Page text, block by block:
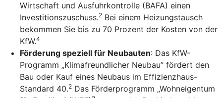
Wirtschaft und Ausfuhrkontrolle (BAFA) einen
Investitionszuschuss.2 Bei einem Heizungstausch
bekommen Sie bis zu 70 Prozent der Kosten von der
KfW.4
Förderung speziell für Neubauten: Das KfW-
Programm „Klimafreundlicher Neubau” fördert den
Bau oder Kauf eines Neubaus im Effizienzhaus-
Standard 40.2 Das Förderprogramm „Wohneigentum